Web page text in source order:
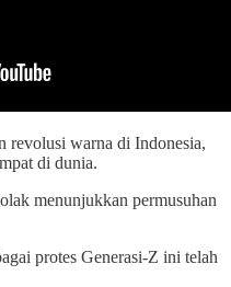
revolusi warna di Indonesia,
di dunia.
menunjukkan permusuhan
protes Generasi-Z ini telah